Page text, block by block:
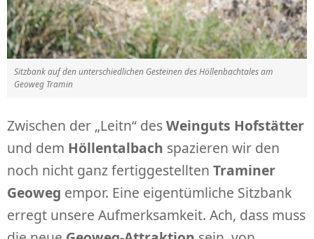
Sitzbank auf den unterschiedlichen Gesteinen des Höllenbachtales am
Geoweg Tramin
Zwischen der „Leitn“ desWeinguts Hofstätter
und dem Höllentalbach spazieren wir den
noch nicht ganz fertiggestellten Traminer
Geoweg empor. Eine eigentümliche Sitzbank
erregt unsere Aufmerksamkeit. Ach, dass muss